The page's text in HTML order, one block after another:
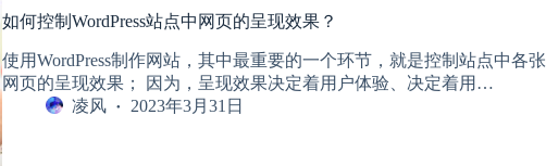
如何控制WordPress站点中网页的呈现效果？
使用WordPress制作网站，其中最重要的一个环节，就是控制站点中各张
网页的呈现效果； 因为，呈现效果决定着用户体验、决定着用…
凌风
2023年3月31日